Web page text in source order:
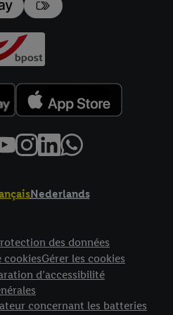
Nederlands
des données
cookiesGérer les cookies
d’accessibilité
concernant les batteries
amples informations sur le
pouvez autoriser uniquement
En cliquant sur «
trouverez de plus amples
des données et votre
relative à la protection des